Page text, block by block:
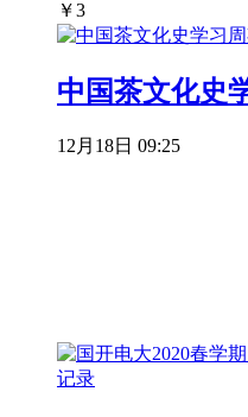
￥3
中国茶文化史
12月18日 09:25